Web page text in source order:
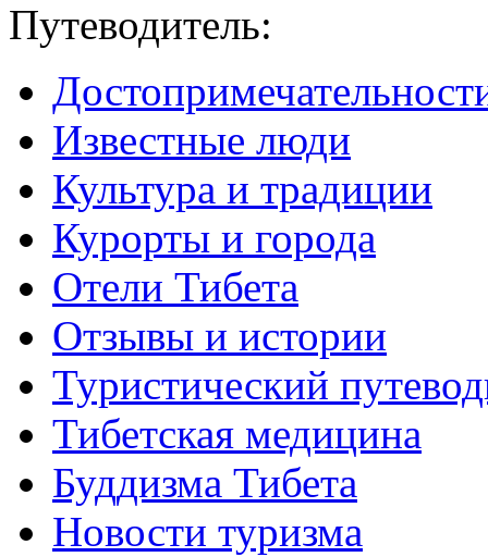
Путеводитель:
Известные люди
Культура и традиции
Курорты и города
Отели Тибета
Отзывы и истории
Туристический
Тибетская медицина
Буддизма Тибета
Новости туризма